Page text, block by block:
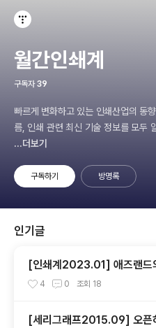
월간인쇄계
구독자 39
빠르게 변화하고 있는 인쇄산업의 동
름, 인쇄 관련 최신 기술 정보를 모두
산업의 리딩 매거진!
...더보기
구독하기 방명록
인기글
[인쇄계2023.01] 애즈랜드
고 수준의 인쇄 품질 서비스
4 0 조회 18
[세리그래프2015.09] 오픈